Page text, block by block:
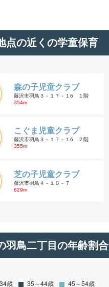
点の近くの学童保育
森の子児童クラブ
藤沢市羽鳥３－１７－１6 １階
354m
こぐま児童クラブ
藤沢市羽鳥３－１７－１6 ２階
355m
芝の子児童クラブ
藤沢市羽鳥４－１０－７
629m
羽鳥二丁目の年齢割合